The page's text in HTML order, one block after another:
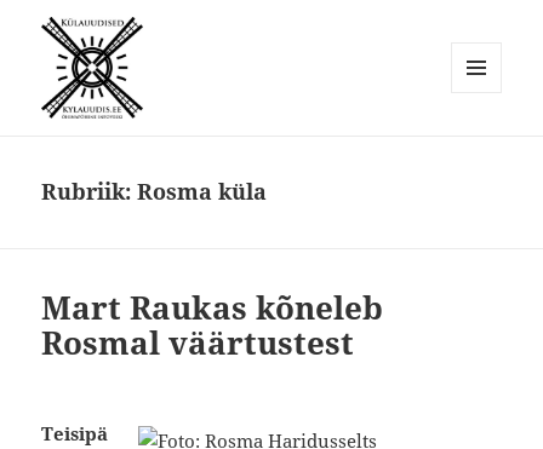
Rubriik:Rosma küla
Mart Raukas kõneleb
Rosmal väärtustest
Teisipä